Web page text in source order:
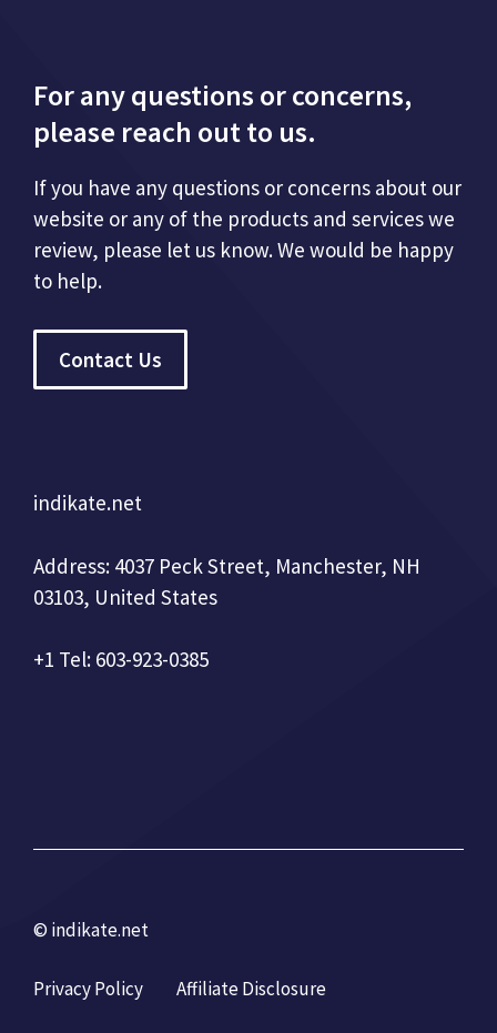
For any questions or concerns,
please reach out to us.
If you have any questions or concerns about our
website or any of the products and services we
review, please let us know. We would be happy
to help.
Contact Us
indikate.net
Address: 4037 Peck Street, Manchester, NH
03103, United States
+1 Tel: 603-923-0385
© indikate.net
Privacy Policy Affiliate Disclosure